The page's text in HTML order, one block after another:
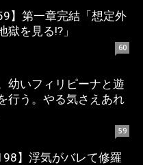
】第一章完結「想定外
を見る!?」
60
幼いフィリピーナと遊
行う。やる気さえあれ
59
】浮気がバレて修羅